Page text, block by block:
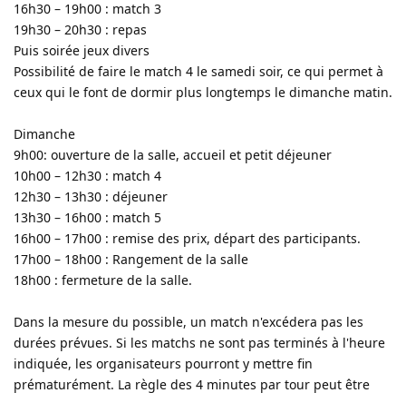
16h30 – 19h00 : match 3
19h30 – 20h30 : repas
Puis soirée jeux divers
Possibilité de faire le match 4 le samedi soir, ce qui permet à
ceux qui le font de dormir plus longtemps le dimanche matin.
Dimanche
9h00: ouverture de la salle, accueil et petit déjeuner
10h00 – 12h30 : match 4
12h30 – 13h30 : déjeuner
13h30 – 16h00 : match 5
16h00 – 17h00 : remise des prix, départ des participants.
17h00 – 18h00 : Rangement de la salle
18h00 : fermeture de la salle.
Dans la mesure du possible, un match n'excédera pas les
durées prévues. Si les matchs ne sont pas terminés à l'heure
indiquée, les organisateurs pourront y mettre fin
prématurément. La règle des 4 minutes par tour peut être